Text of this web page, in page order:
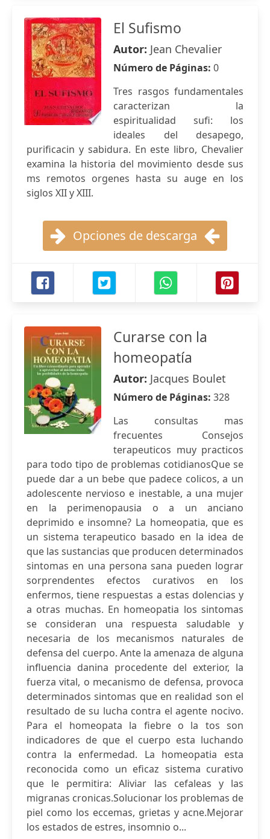
El Sufismo
Autor: Jean Chevalier
Número de Páginas: 0
Tres rasgos fundamentales
caracterizan la
espiritualidad sufi: los
ideales del desapego,
purificacin y sabidura. En este libro, Chevalier
examina la historia del movimiento desde sus
ms remotos orgenes hasta su auge en los
siglos XII y XIII.
Opciones de descarga
Curarse con la
homeopatía
Autor: Jacques Boulet
Número de Páginas: 328
Las consultas mas
frecuentes Consejos
terapeuticos muy practicos
para todo tipo de problemas cotidianosQue se
puede dar a un bebe que padece colicos, a un
adolescente nervioso e inestable, a una mujer
en la perimenopausia o a un anciano
deprimido e insomne? La homeopatia, que es
un sistema terapeutico basado en la idea de
que las sustancias que producen determinados
sintomas en una persona sana pueden lograr
sorprendentes efectos curativos en los
enfermos, tiene respuestas a estas dolencias y
a otras muchas. En homeopatia los sintomas
se consideran una respuesta saludable y
necesaria de los mecanismos naturales de
defensa del cuerpo. Ante la amenaza de alguna
influencia danina procedente del exterior, la
fuerza vital, o mecanismo de defensa, provoca
determinados sintomas que en realidad son el
resultado de su lucha contra el agente nocivo.
Para el homeopata la fiebre o la tos son
indicadores de que el cuerpo esta luchando
contra la enfermedad. La homeopatia esta
reconocida como un eficaz sistema curativo
que le permitira: Aliviar las cefaleas y las
migranas cronicas.Solucionar los problemas de
piel como los eccemas, grietas y acne.Mejorar
los estados de estres, insomnio o...